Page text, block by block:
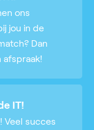
ons
jou in de
Dan
afspraak!
IT!
Veel succes